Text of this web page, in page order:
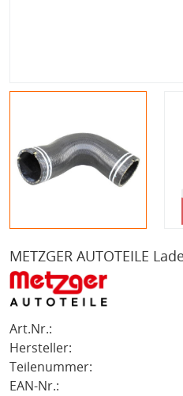
METZGER AUTOTEILE
Art.Nr.:
Hersteller:
Teilenummer:
EAN-Nr.: